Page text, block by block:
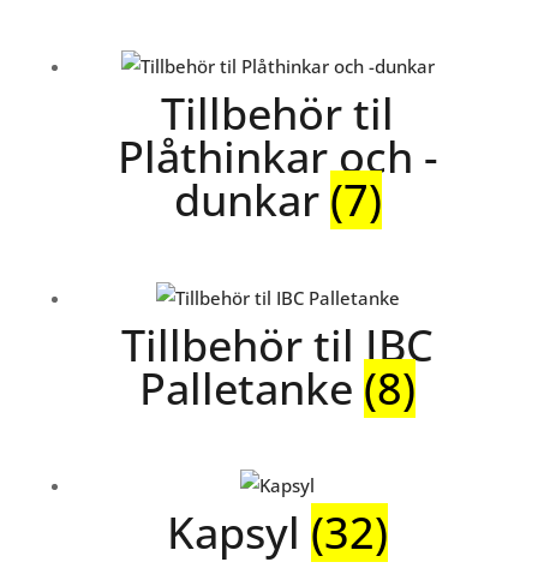
Tillbehör til
Plåthinkar och -
dunkar (7)
Tillbehör til IBC
Palletanke (8)
Kapsyl (32)